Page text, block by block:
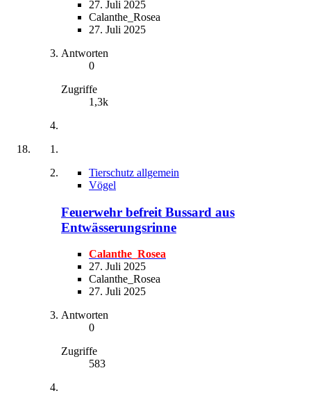
27. Juli 2025
Calanthe_Rosea
27. Juli 2025
Antworten
0
Zugriffe
1,3k
Tierschutz allgemein
Vögel
Feuerwehr befreit Bussard aus
Entwässerungsrinne
Calanthe_Rosea
27. Juli 2025
Calanthe_Rosea
27. Juli 2025
Antworten
0
Zugriffe
583